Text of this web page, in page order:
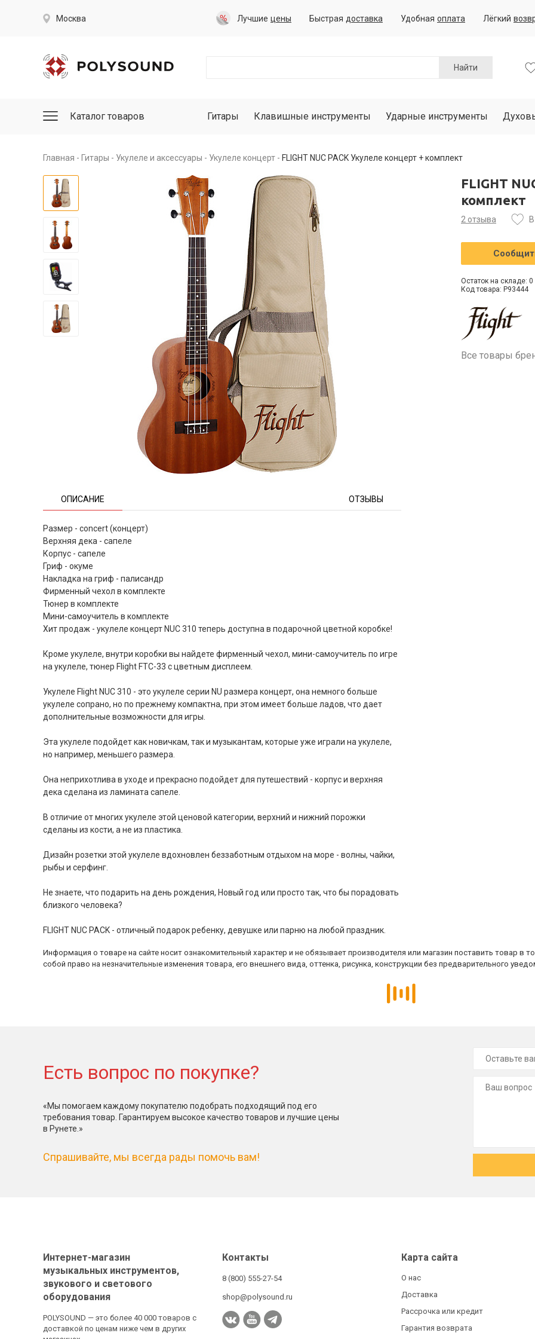
Москва Лучшие цены Быстрая доставка Удобная оплата Лёгкий
Найти
Каталог товаров Гитары Клавишные инструменты Ударные инструменты
Главная Гитары Укулеле и аксессуары Укулеле концерт FLIGHT NUC PACK Укулеле концерт + комплект
ОПИСАНИЕ ОТЗЫВЫ
Размер - concert (концерт)
Верхняя дека - сапеле
Корпус - сапеле
Гриф - окуме
Накладка на гриф - палисандр
Фирменный чехол в комплекте
Тюнер в комплекте
Мини-самоучитель в комплекте
Хит продаж - укулеле концерт NUC 310 теперь доступна в подарочной цветной коробке!
Кроме укулеле, внутри коробки вы найдете фирменный чехол, мини-самоучитель по игре
на укулеле, тюнер Flight FTC-33 с цветным дисплеем.
Укулеле Flight NUC 310 - это укулеле серии NU размера концерт, она немного больше
укулеле сопрано, но по прежнему компактна, при этом имеет больше ладов, что дает
дополнительные возможности для игры.
Эта укулеле подойдет как новичкам, так и музыкантам, которые уже играли на укулеле,
но например, меньшего размера.
Она неприхотлива в уходе и прекрасно подойдет для путешествий - корпус и верхняя
дека сделана из ламината сапеле.
В отличие от многих укулеле этой ценовой категории, верхний и нижний порожки
сделаны из кости, а не из пластика.
Дизайн розетки этой укулеле вдохновлен беззаботным отдыхом на море - волны, чайки,
рыбы и серфинг.
Не знаете, что подарить на день рождения, Новый год или просто так, что бы порадовать
близкого человека?
FLIGHT NUC PACK - отличный подарок ребенку, девушке или парню на любой праздник.
FLIGHT
комплект
2 отзыва
Остаток на складе: 0
Код товара: P93444
Все товары
Информация о товаре на сайте носит ознакомительный характер и не обязывает производителя или магазин поставить товар в
собой право на незначительные изменения товара, его внешнего вида, оттенка, рисунка, конструкции без предварительного
Есть вопрос по покупке?
«Мы помогаем каждому покупателю подобрать подходящий под его
требования товар. Гарантируем высокое качество товаров и лучшие цены
в Рунете.»
Спрашивайте, мы всегда рады помочь вам!
Интернет-магазин
музыкальных инструментов,
звукового и светового
оборудования
POLYSOUND — это более 40 000 товаров с
доставкой по ценам ниже чем в других
Контакты
8 (800) 555-27-54
shop@polysound.ru
Карта сайта
О нас
Доставка
Рассрочка или кредит
Гарантия возврата